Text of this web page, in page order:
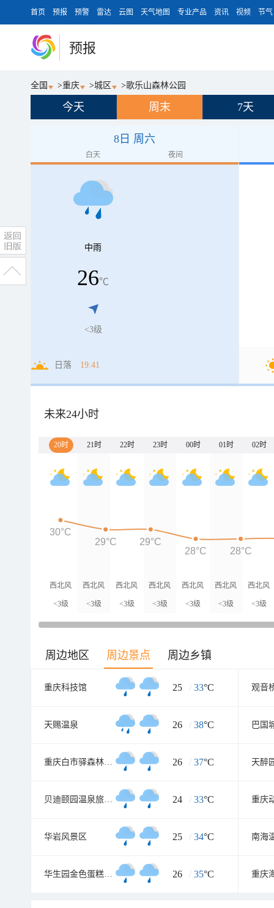
首页 预报 预警 雷达 云图 天气地图 专业产品 资讯 视频 节气
预报
全国 >重庆 >城区 >歌乐山森林公园
今天 周末 7天
8日 周六
白天 夜间
中雨
26℃
<3级
日落 19:41
未来24小时
20时 21时 22时 23时 00时 01时 02时
西北风
<3级
西北风
<3级
西北风
<3级
西北风
<3级
西北风
<3级
西北风
<3级
西北风
<3级
30°C
29°C
29°C
28°C
28°C
周边地区 周边景点 周边乡镇
重庆科技馆 25 / 33°C 观音
天赐温泉 26 / 38°C 巴国
重庆白市驿森林公园 26 / 37°C 天醉
贝迪颐园温泉旅游度假区 24 / 33°C 重庆
华岩风景区 25 / 34°C 南海
华生园金色蛋糕梦幻王国 26 / 35°C